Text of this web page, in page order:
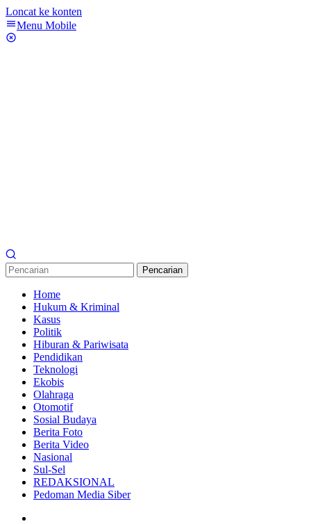
Loncat ke konten
Menu Mobile
Pencarian
Home
Hukum & Kriminal
Kasus
Politik
Hiburan & Pariwisata
Pendidikan
Teknologi
Ekobis
Olahraga
Otomotif
Sosial Budaya
Berita Foto
Berita Video
Nasional
Sul-Sel
REDAKSIONAL
Pedoman Media Siber